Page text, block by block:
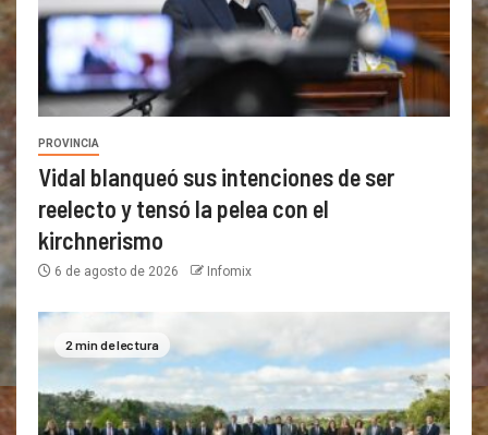
PROVINCIA
Vidal blanqueó sus intenciones de ser
reelecto y tensó la pelea con el
kirchnerismo
6 de agosto de 2026 Infomix
2 min de lectura